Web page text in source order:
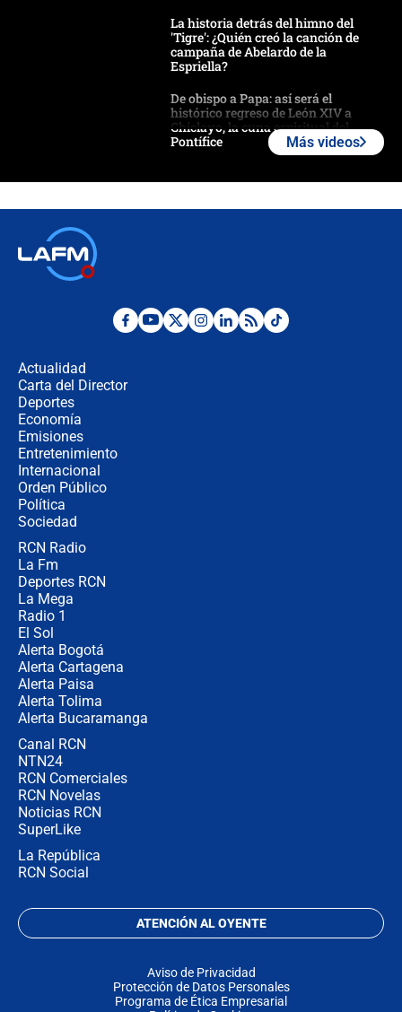
La historia detrás del himno del
'Tigre': ¿Quién creó la canción de
campaña de Abelardo de la
Espriella?
De obispo a Papa: así será el
histórico regreso de León XIV a
Chiclayo, la cuna espiritual del
Pontífice
¿La posesión de Abelardo De la
Más videos
Actualidad
Carta del Director
Deportes
Economía
Emisiones
Entretenimiento
Internacional
Orden Público
Política
Sociedad
RCN Radio
La Fm
Deportes RCN
La Mega
Radio 1
El Sol
Alerta Bogotá
Alerta Cartagena
Alerta Paisa
Alerta Tolima
Alerta Bucaramanga
Canal RCN
NTN24
RCN Comerciales
RCN Novelas
Noticias RCN
SuperLike
La República
RCN Social
ATENCIÓN AL OYENTE
Aviso de Privacidad
Protección de Datos Personales
Programa de Ética Empresarial